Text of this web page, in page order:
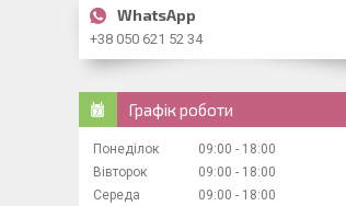
+38 050 621 52 34
Графік роботи
Понеділок 09:00
18:00
Вівторок
09:00
18:00
Середа
09:00
18:00